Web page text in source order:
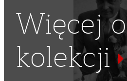
Więcej o
kolekcji